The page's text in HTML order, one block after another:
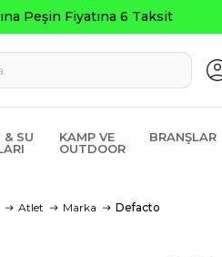
6 Taksit
& SU
KAMP VE
OUTDOOR
BRANŞLAR
Atlet Marka Defacto